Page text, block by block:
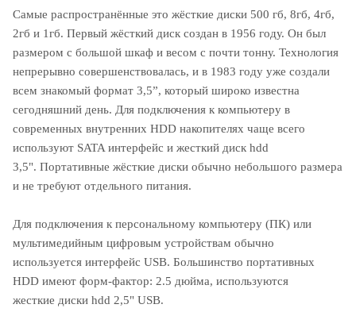
Самые распространённые это жёсткие диски 500 гб, 8гб, 4гб,
2гб и 1гб. Первый жёсткий диск создан в 1956 году. Он был
размером с большой шкаф и весом с почти тонну. Технология
непрерывно совершенствовалась, и в 1983 году уже создали
всем знакомый формат 3,5”, который широко известна
сегодняшний день. Для подключения к компьютеру в
современных внутренних HDD накопителях чаще всего
используют SATA интерфейс и жесткий диск hdd
3,5". Портативные жёсткие диски обычно небольшого размера
и не требуют отдельного питания.
Для подключения к персональному компьютеру (ПК) или
мультимедийным цифровым устройствам обычно
используется интерфейс USB. Большинство портативных
HDD имеют форм-фактор: 2.5 дюйма, используются
жесткие диски hdd 2,5" USB.